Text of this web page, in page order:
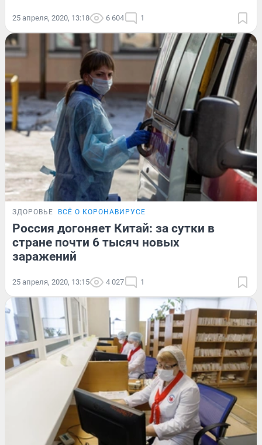
25 апреля, 2020, 13:18 6 604 1
ЗДОРОВЬЕ ВСЁ О КОРОНАВИРУСЕ
Россия догоняет Китай: за сутки в
стране почти 6 тысяч новых
заражений
25 апреля, 2020, 13:15 4 027 1